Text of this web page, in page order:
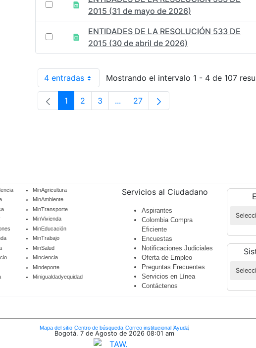
2015 (31 de mayo de 2026)
ENTIDADES DE LA RESOLUCIÓN 533 DE
2015 (30 de abril de 2026)
4 entradasPor páginaMostrando el intervalo 1 - 4 de 107
Página
1 Página
2 Página
3 ...Páginas intermedias Use TAB para
Página
27
MinAgricultura
MinAmbiente
MinTransporte
MinVivienda
MinEducación
MinTrabajo
MinSalud
Minciencia
Mindeporte
Minigualdadyequidad
Servicios al Ciudadano
Aspirantes
Colombia Compra
Eficiente
Encuestas
Notificaciones Judiciales
Oferta de Empleo
Preguntas Frecuentes
Servicios en Línea
Contáctenos
Mapa del sitio Centro de búsqueda Correo institucional Ayuda
Bogotá. 7 de Agosto de 2026 08:01 am